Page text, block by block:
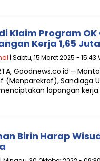
Klaim Program
Kerja 1,65
| Sabtu, 15 Maret 2025 - 15:43
Goodnews.co.id –
(Menparekraf), Sandiaga
lapangan
Birin Harap